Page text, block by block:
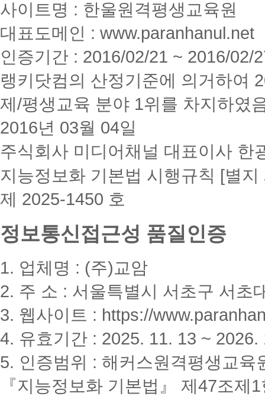
사이트명 : 한울원격평생교육원
대표도메인 : www.paranhanul.net
인증기간 : 2016/02/21 ~ 2016/02/
랭키닷컴의 산정기준에 의거하여
제/평생교육 분야 1위를 차지하였
2016년 03월 04일
주식회사 미디어채널 대표이사 한
지능정보화 기본법 시행규칙 [별지
제 2025-1450 호
정보통신접근성 품질인증
1. 업체명 : (주)교암
2. 주 소 : 서울특별시 서초구 서초
3. 웹사이트 : https://
4. 유효기간 : 2025. 11. 13 ~ 2026.
5. 인증범위 : 해커스원격평생교육
『지능정보화 기본법』 제47조